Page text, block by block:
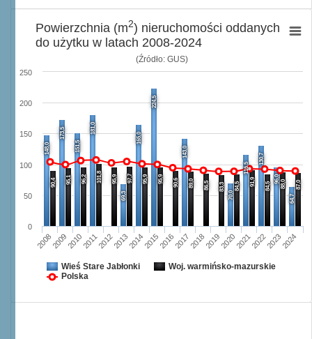
(Źródło: GUS)
148,0
173,5
151,5
181,0
69,3
165,0
224,5
143,0
70,0
116,5
130,7
96,0
64,7
90,4 95,1 96,2 101,8 95,9 97,7 95,9 95,9 90,6 89,0 86,5 83,3 84,5 91,9 84,5 88,0 87,0
20082009201020112012201320142015201620172018201920202021202220232024
0
50
100
150
200
250
Powierzchnia (m2) nieruchomości oddanych
do użytku w latach 2008-2024
Wieś Stare Jabłonki
Woj. warmińsko-mazurskie
Polska